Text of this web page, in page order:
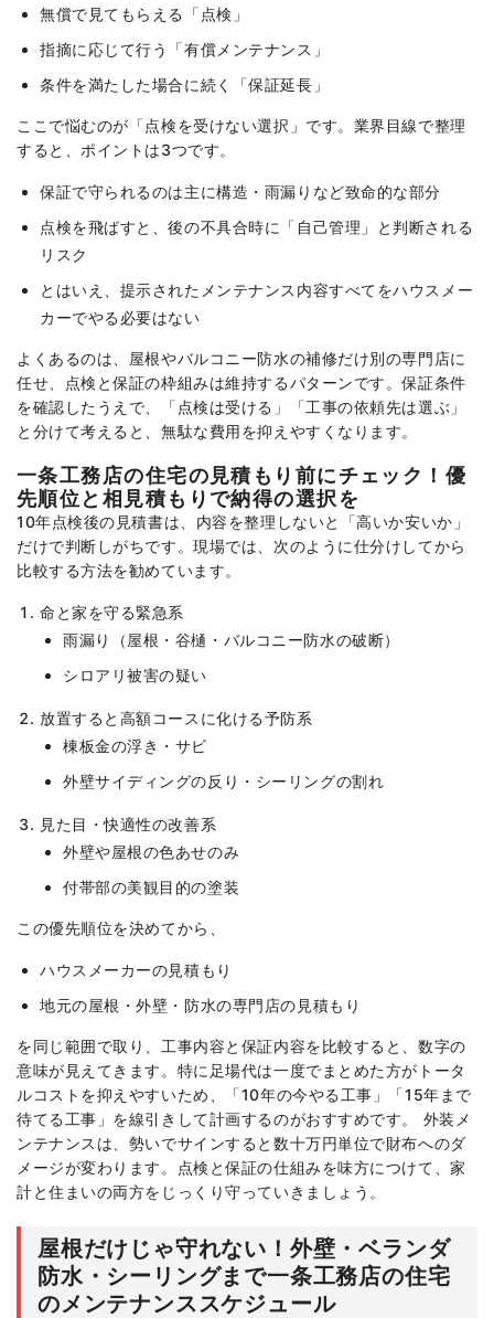
無償で見てもらえる「点検」
指摘に応じて行う「有償メンテナンス」
条件を満たした場合に続く「保証延長」
ここで悩むのが「点検を受けない選択」です。業界目線で整理
すると、ポイントは3つです。
保証で守られるのは主に構造・雨漏りなど致命的な部分
点検を飛ばすと、後の不具合時に「自己管理」と判断される
リスク
とはいえ、提示されたメンテナンス内容すべてをハウスメー
カーでやる必要はない
よくあるのは、屋根やバルコニー防水の補修だけ別の専門店に
任せ、点検と保証の枠組みは維持するパターンです。保証条件
を確認したうえで、「点検は受ける」「工事の依頼先は選ぶ」
と分けて考えると、無駄な費用を抑えやすくなります。
一条工務店の住宅の見積もり前にチェック！優
先順位と相見積もりで納得の選択を
10年点検後の見積書は、内容を整理しないと「高いか安いか」
だけで判断しがちです。現場では、次のように仕分けしてから
比較する方法を勧めています。
命と家を守る緊急系
雨漏り（屋根・谷樋・バルコニー防水の破断）
シロアリ被害の疑い
放置すると高額コースに化ける予防系
棟板金の浮き・サビ
外壁サイディングの反り・シーリングの割れ
見た目・快適性の改善系
外壁や屋根の色あせのみ
付帯部の美観目的の塗装
この優先順位を決めてから、
ハウスメーカーの見積もり
地元の屋根・外壁・防水の専門店の見積もり
を同じ範囲で取り、工事内容と保証内容を比較すると、数字の
意味が見えてきます。特に足場代は一度でまとめた方がトータ
ルコストを抑えやすいため、「10年の今やる工事」「15年まで
待てる工事」を線引きして計画するのがおすすめです。 外装メ
ンテナンスは、勢いでサインすると数十万円単位で財布へのダ
メージが変わります。点検と保証の仕組みを味方につけて、家
計と住まいの両方をじっくり守っていきましょう。
屋根だけじゃ守れない！外壁・ベランダ
防水・シーリングまで一条工務店の住宅
のメンテナンススケジュール